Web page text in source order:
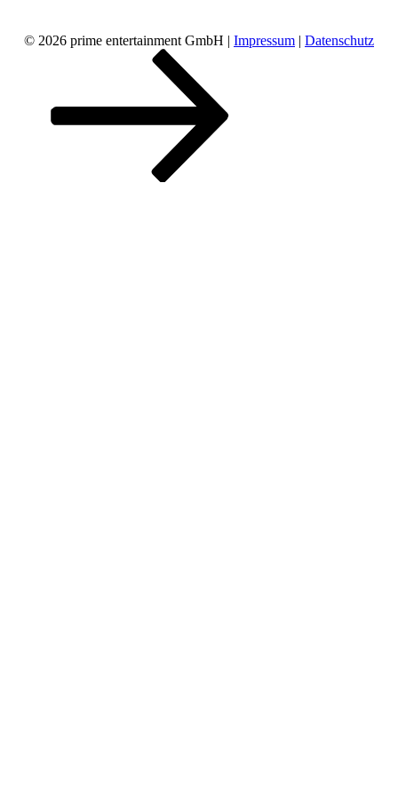
© 2026 prime entertainment GmbH | Impressum | Datenschutz